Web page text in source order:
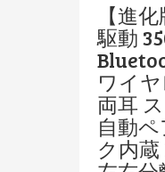
【進
駆動
ワイ
両耳
自動
ク内